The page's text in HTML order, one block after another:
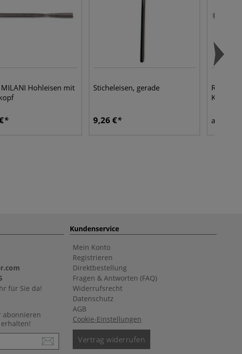
MILANI Hohleisen mit
Sticheleisen, gerade
9,26 €
RENZO
ab
für Sie da!
abonnieren
erhalten!
Kundenservice
Mein Konto
Registrieren
Direktbestellung
Fragen & Antworten (FAQ)
Widerrufsrecht
Datenschutz
AGB
Cookie-Einstellungen
Vertrag widerrufen